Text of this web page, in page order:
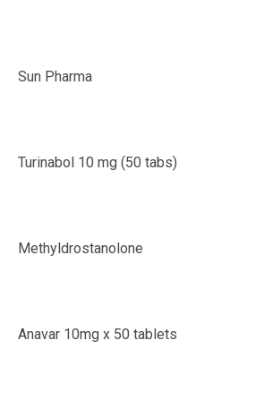
Sun Pharma
Turinabol 10 mg (50 tabs)
Methyldrostanolone
Anavar 10mg x 50 tablets